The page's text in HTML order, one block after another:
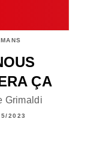
ÇA
Grimaldi
2023